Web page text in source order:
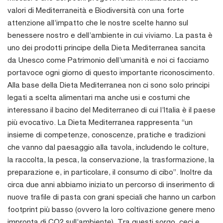
valori di Mediterraneità e Biodiversità con una forte
attenzione all’impatto che le nostre scelte hanno sul
benessere nostro e dell’ambiente in cui viviamo. La pasta è
uno dei prodotti principe della Dieta Mediterranea sancita
da Unesco come Patrimonio dell’umanità e noi ci facciamo
portavoce ogni giorno di questo importante riconoscimento.
Alla base della Dieta Mediterranea non ci sono solo principi
legati a scelta alimentari ma anche usi e costumi che
interessano il bacino del Mediterraneo di cui l’Italia è il paese
più evocativo. La Dieta Mediterranea rappresenta “un
insieme di competenze, conoscenze, pratiche e tradizioni
che vanno dal paesaggio alla tavola, includendo le colture,
la raccolta, la pesca, la conservazione, la trasformazione, la
preparazione e, in particolare, il consumo di cibo”. Inoltre da
circa due anni abbiamo iniziato un percorso di inserimento di
nuove trafile di pasta con grani speciali che hanno un carbon
footprint più basso (ovvero la loro coltivazione genere meno